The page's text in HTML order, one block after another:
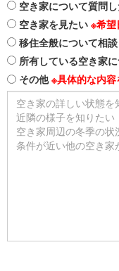
空き家について質問
空き家を見たい ※希望
移住全般について相
所有している空き家
その他※具体的な内